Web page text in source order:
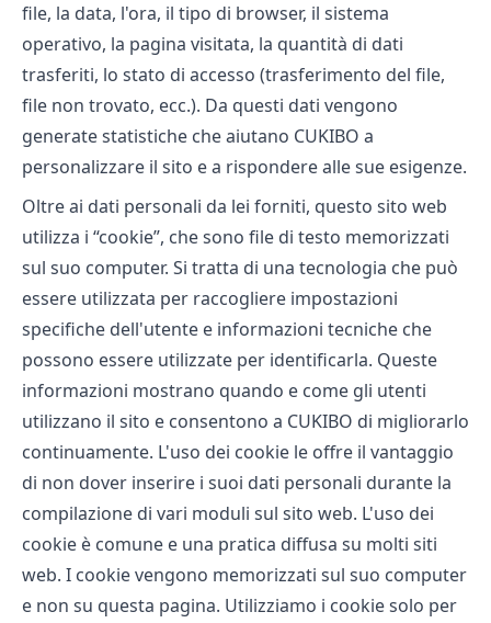
file, la data, l'ora, il tipo di browser, il sistema
operativo, la pagina visitata, la quantità di dati
trasferiti, lo stato di accesso (trasferimento del file,
file non trovato, ecc.). Da questi dati vengono
generate statistiche che aiutano CUKIBO a
personalizzare il sito e a rispondere alle sue esigenze.
Oltre ai dati personali da lei forniti, questo sito web
utilizza i “cookie”, che sono file di testo memorizzati
sul suo computer. Si tratta di una tecnologia che può
essere utilizzata per raccogliere impostazioni
specifiche dell'utente e informazioni tecniche che
possono essere utilizzate per identificarla. Queste
informazioni mostrano quando e come gli utenti
utilizzano il sito e consentono a CUKIBO di migliorarlo
continuamente. L'uso dei cookie le offre il vantaggio
di non dover inserire i suoi dati personali durante la
compilazione di vari moduli sul sito web. L'uso dei
cookie è comune e una pratica diffusa su molti siti
web. I cookie vengono memorizzati sul suo computer
e non su questa pagina. Utilizziamo i cookie solo per